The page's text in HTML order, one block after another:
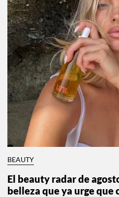
BEAUTY
El beauty radar de
belleza que ya urge que